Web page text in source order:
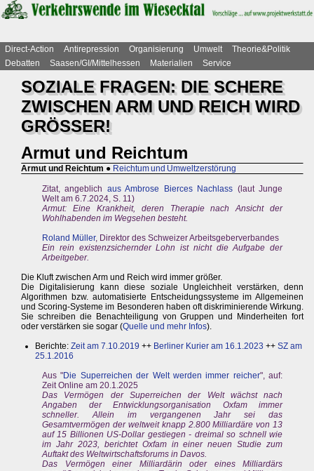
Direct-Action Antirepression Organisierung Umwelt
Theorie&Politik
Debatten
Saasen/GI/Mittelhessen Materialien Service
SOZIALE FRAGEN: DIE SCHERE
ZWISCHEN ARM UND REICH WIRD
GRÖSSER!
Armut und Reichtum
Armut und Reichtum ● Reichtum und Umweltzerstörung
Zitat, angeblich aus Ambrose Bierces Nachlass (laut Junge
Welt am 6.7.2024, S. 11)
Armut: Eine Krankheit, deren Therapie nach Ansicht der
Wohlhabenden im Wegsehen besteht.
Roland Müller, Direktor des Schweizer Arbeitsgeberverbandes
Ein rein existenzsichernder Lohn ist nicht die Aufgabe der
Arbeitgeber.
Die Kluft zwischen Arm und Reich wird immer größer.
Die Digitalisierung kann diese soziale Ungleichheit verstärken, denn
Algorithmen bzw. automatisierte Entscheidungssysteme im Allgemeinen
und Scoring-Systeme im Besonderen haben oft diskriminierende Wirkung.
Sie schreiben die Benachteiligung von Gruppen und Minderheiten fort
oder verstärken sie sogar (Quelle und mehr Infos).
Berichte: Zeit am 7.10.2019 ++ Berliner Kurier am 16.1.2023 ++ SZ am
25.1.2016
Aus "Die Superreichen der Welt werden immer reicher", auf:
Zeit Online am 20.1.2025
Das Vermögen der Superreichen der Welt wächst nach
Angaben der Entwicklungsorganisation Oxfam immer
schneller. Allein im vergangenen Jahr sei das
Gesamtvermögen der weltweit knapp 2.800 Milliardäre von 13
auf 15 Billionen US-Dollar gestiegen - dreimal so schnell wie
im Jahr 2023, berichtet Oxfam in einer neuen Studie zum
Auftakt des Weltwirtschaftsforums in Davos.
Das Vermögen einer Milliardärin oder eines Milliardärs